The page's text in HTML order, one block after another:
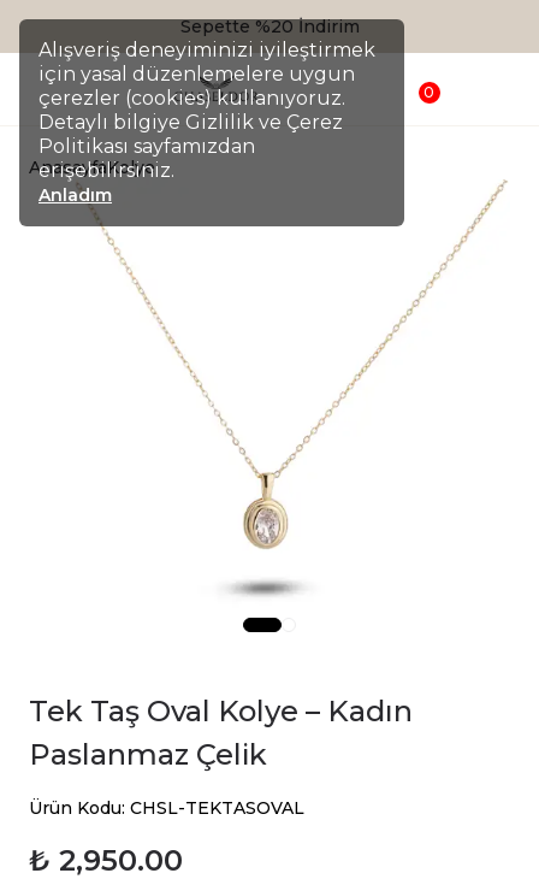
Alışveriş deneyiminizi iyileştirmek
için yasal düzenlemelere uygun
çerezler (cookies) kullanıyoruz.
Detaylı bilgiye Gizlilik ve Çerez
Politikası sayfamızdan
erişebilirsiniz.
Anladım
Sepette %20 İndirim
0
AnasayfaKolye
Tek Taş Oval Kolye – Kadın
Paslanmaz Çelik
Ürün Kodu: CHSL-TEKTASOVAL
₺ 2,950.00